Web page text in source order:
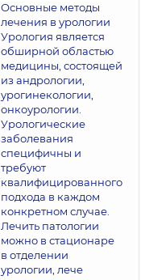
Основные методы
лечения в урологии
Урология является
обширной областью
медицины, состоящей
из андрологии,
урогинекологии,
онкоурологии.
Урологические
заболевания
специфичны и
требуют
квалифицированного
подхода в каждом
конкретном случае.
Лечить патологии
можно в стационаре
в отделении
урологии, лече